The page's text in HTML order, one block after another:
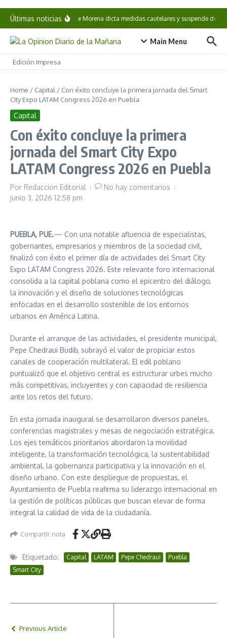
Saltar al contenido
Últimas noticiasCNHJ de Morena dicta medidas cautelares y suspende
Main Menu
Edición Impresa
Home / Capital / Con éxito concluye la primera jornada del Smart
City Expo LATAM Congress 2026 en Puebla
Capital
Con éxito concluye la primera
jornada del Smart City Expo
LATAM Congress 2026 en Puebla
Por Redaccion Editorial
No hay comentarios
junio 3, 2026 12:58 pm
PUEBLA, PUE.— Con una notable afluencia de especialistas,
gobernantes, empresarios y miembros de la sociedad civil,
finalizó con éxito el primer día de actividades del Smart City
Expo LATAM Congress 2026. Este relevante foro internacional
consolida a la capital poblana como el epicentro del diálogo,
la innovación y el diseño de soluciones tecnológicas
enfocadas en el desarrollo sostenible de los entornos
urbanos en América Latina.
Durante el arranque de las actividades, el presidente municipal,
Pepe Chedraui Budib, subrayó el valor de propiciar estos
canales de cooperación multilateral. El edil poblano
puntualizó que el objetivo central es estructurar urbes mucho
más competitivas, incluyentes y con capacidad de resiliencia
ante los retos del futuro.
En esta jornada inaugural se desarrollaron diversos paneles,
conferencias magistrales y mesas de negociación estratégica.
Los ejes temáticos prioritarios abordaron la movilidad
inteligente, la transformación tecnológica, la sustentabilidad
ambiental, la gobernanza participativa y la innovación en el
diseño urbano. Con este despliegue de propuestas, el
Ayuntamiento de Puebla reafirma su liderazgo internacional en
la gestión de políticas públicas que buscan elevar de forma
integral la calidad de vida de la ciudadanía.
Compartir nota
Etiquetado: Capital LATAM Pepe Chedraui
Puebla
Smart City
Previous Article